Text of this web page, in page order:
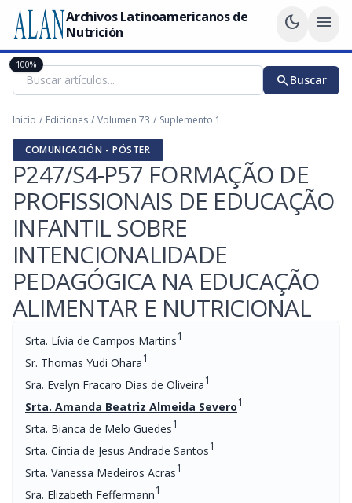
Archivos Latinoamericanos de
Nutrición
dark_mode menu
searchBuscar
Inicio / Ediciones / Volumen 73 / Suplemento 1
COMUNICACIÓN - PÓSTER
P247/S4-P57 FORMAÇÃO DE
PROFISSIONAIS DE EDUCAÇÃO
INFANTIL SOBRE
INTENCIONALIDADE
PEDAGÓGICA NA EDUCAÇÃO
ALIMENTAR E NUTRICIONAL
Srta. Lívia de Campos Martins1
Sr. Thomas Yudi Ohara1
Sra. Evelyn Fracaro Dias de Oliveira1
Srta. Amanda Beatriz Almeida Severo1
Srta. Bianca de Melo Guedes1
Srta. Cíntia de Jesus Andrade Santos1
Srta. Vanessa Medeiros Acras1
Sra. Elizabeth Feffermann1
100%